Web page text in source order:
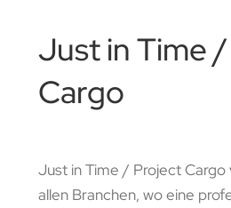
Just in Time
Cargo
Just in Time / Project
allen Branchen, wo eine